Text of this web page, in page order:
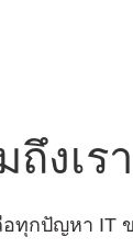
งเร
ทุกปัญหา IT